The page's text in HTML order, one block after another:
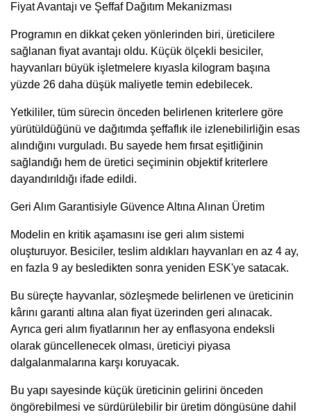
Fiyat Avantajı ve Şeffaf Dağıtım Mekanizması
Programın en dikkat çeken yönlerinden biri, üreticilere
sağlanan fiyat avantajı oldu. Küçük ölçekli besiciler,
hayvanları büyük işletmelere kıyasla kilogram başına
yüzde 26 daha düşük maliyetle temin edebilecek.
Yetkililer, tüm sürecin önceden belirlenen kriterlere göre
yürütüldüğünü ve dağıtımda şeffaflık ile izlenebilirliğin esas
alındığını vurguladı. Bu sayede hem fırsat eşitliğinin
sağlandığı hem de üretici seçiminin objektif kriterlere
dayandırıldığı ifade edildi.
Geri Alım Garantisiyle Güvence Altına Alınan Üretim
Modelin en kritik aşamasını ise geri alım sistemi
oluşturuyor. Besiciler, teslim aldıkları hayvanları en az 4 ay,
en fazla 9 ay besledikten sonra yeniden ESK'ye satacak.
Bu süreçte hayvanlar, sözleşmede belirlenen ve üreticinin
kârını garanti altına alan fiyat üzerinden geri alınacak.
Ayrıca geri alım fiyatlarının her ay enflasyona endeksli
olarak güncellenecek olması, üreticiyi piyasa
dalgalanmalarına karşı koruyacak.
Bu yapı sayesinde küçük üreticinin gelirini önceden
öngörebilmesi ve sürdürülebilir bir üretim döngüsüne dahil